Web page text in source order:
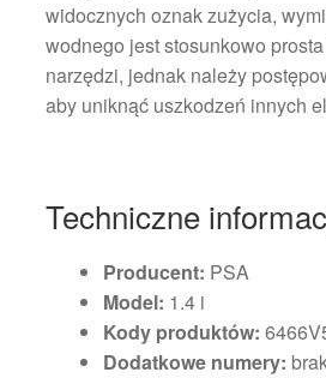
widocznych oznak zużycia,
wodnego jest stosunkowo
narzędzi, jednak należy
aby uniknąć uszkodzeń innych
Techniczne
Producent: PSA
Model: 1.4 i
Kody produktów:
Dodatkowe numery: